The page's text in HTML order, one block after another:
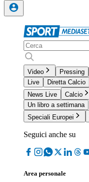
Video Pressing
Live
Diretta Calcio
News Live
Calcio
Un libro a settimana
Speciali Europei
Seguici anche su
Area personale